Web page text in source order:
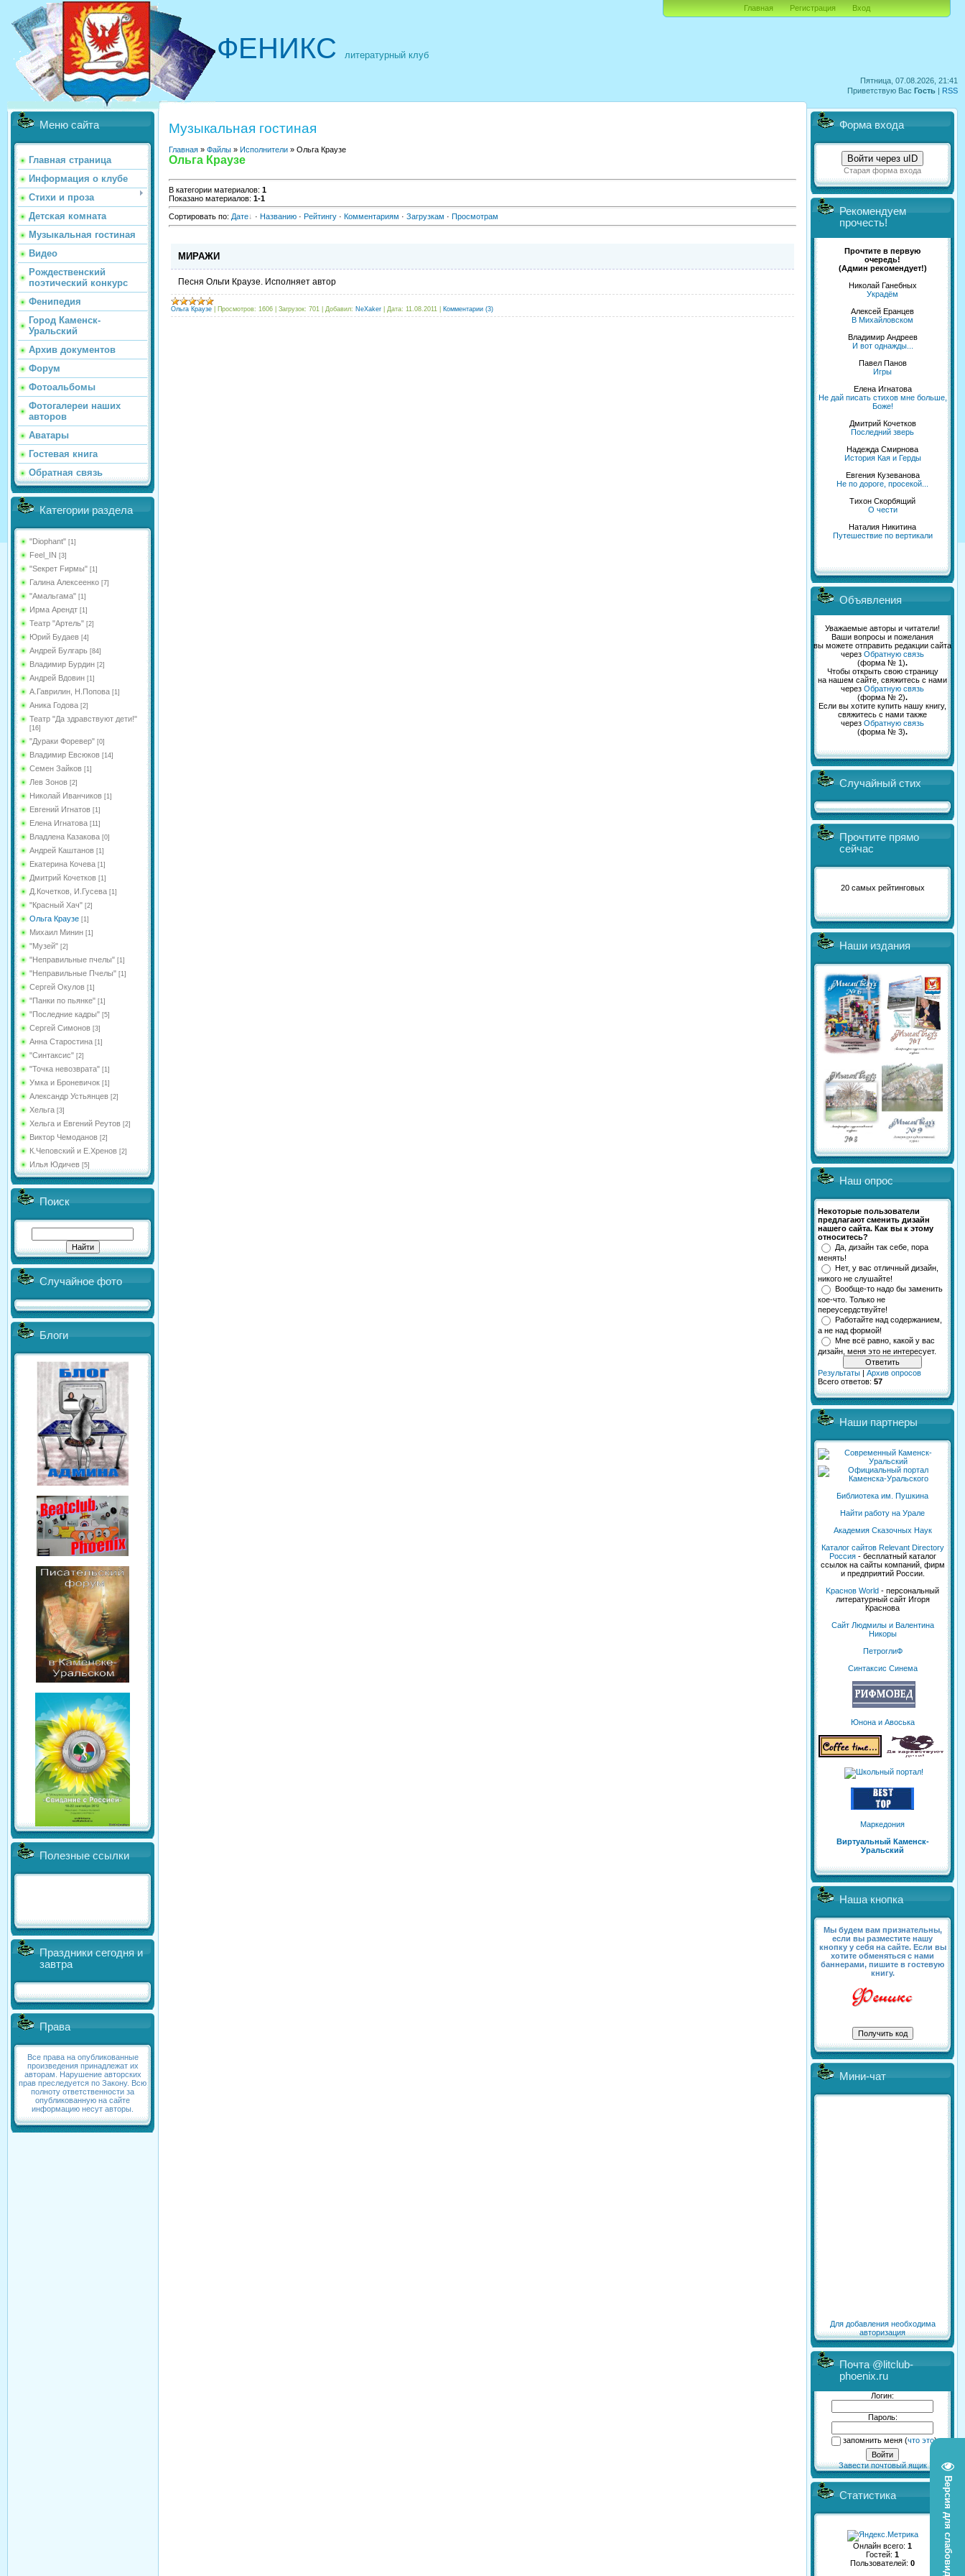
Версия для слабовидящих
Пятница, 07.08.2026, 21:41
Приветствую Вас Гость | RSS
ФЕНИКС литературный клуб
Главная Регистрация Вход
Меню сайта
Главная страница
Информация о клубе
Стихи и проза
Детская комната
Музыкальная гостиная
Видео
Рождественский
поэтический конкурс
Фенипедия
Город Каменск-
Уральский
Архив документов
Форум
Фотоальбомы
Фотогалереи наших
авторов
Аватары
Гостевая книга
Обратная связь
Категории раздела
"Diophant" [1]
Feel_IN [3]
"Sекрет Fирмы" [1]
Галина Алексеенко [7]
"Амальгама" [1]
Ирма Арендт [1]
Театр "Артель" [2]
Юрий Будаев [4]
Андрей Булгарь [84]
Владимир Бурдин [2]
Андрей Вдовин [1]
А.Гаврилин, Н.Попова [1]
Аника Годова [2]
Театр "Да здравствуют дети!"
[16]
"Дураки Форевер" [0]
Владимир Евсюков [14]
Семен Зайков [1]
Лев Зонов [2]
Николай Иванчиков [1]
Евгений Игнатов [1]
Елена Игнатова [11]
Владлена Казакова [0]
Андрей Каштанов [1]
Екатерина Кочева [1]
Дмитрий Кочетков [1]
Д.Кочетков, И.Гусева [1]
"Красный Хач" [2]
Ольга Краузе [1]
Михаил Минин [1]
"Музей" [2]
"Неправильные пчелы" [1]
"Неправильные Пчелы" [1]
Сергей Окулов [1]
"Панки по пьянке" [1]
"Последние кадры" [5]
Сергей Симонов [3]
Анна Старостина [1]
"Синтаксис" [2]
"Точка невозврата" [1]
Умка и Броневичок [1]
Александр Устьянцев [2]
Хельга [3]
Хельга и Евгений Реутов [2]
Виктор Чемоданов [2]
К.Чеповский и Е.Хренов [2]
Илья Юдичев [5]
Поиск
Случайное фото
Блоги
Полезные ссылки
Праздники сегодня и
завтра
Права
Все права на опубликованные
произведения принадлежат их
авторам. Нарушение авторских
прав преследуется по Закону. Всю
полноту ответственности за
опубликованную на сайте
информацию несут авторы.
Музыкальная гостиная
Главная » Файлы » Исполнители » Ольга Краузе
Ольга Краузе
В категории материалов: 1
Показано материалов: 1-1
Сортировать по: Дате · Названию · Рейтингу · Комментариям · Загрузкам · Просмотрам
МИРАЖИ
Песня Ольги Краузе. Исполняет автор
Ольга Краузе Просмотров: 1606 Загрузок: 701 Добавил: NeXaker Дата: 11.08.2011 Комментарии (3)
Форма входа
Войти через uID
Старая форма входа
Рекомендуем
прочесть!
Прочтите в первую
очередь!
(Админ рекомендует!)
Николай Ганебных
Украдём
Алексей Еранцев
В Михайловском
Владимир Андреев
И вот однажды...
Павел Панов
Игры
Елена Игнатова
Не дай писать стихов мне больше,
Боже!
Дмитрий Кочетков
Последний зверь
Надежда Смирнова
История Кая и Герды
Евгения Кузеванова
Не по дороге, просекой...
Тихон Скорбящий
О чести
Наталия Никитина
Путешествие по вертикали
Объявления
Уважаемые авторы и читатели!
Ваши вопросы и пожелания
вы можете отправить редакции сайта
через Обратную связь
(форма № 1).
Чтобы открыть свою страницу
на нашем сайте, свяжитесь с нами
через Обратную связь
(форма № 2).
Если вы хотите купить нашу книгу,
свяжитесь с нами также
через Обратную связь
(форма № 3).
Случайный стих
Прочтите прямо
сейчас
20 самых рейтинговых
Наши издания
Наш опрос
Некоторые пользователи
предлагают сменить дизайн
нашего сайта. Как вы к этому
относитесь?
Да, дизайн так себе, пора
менять!
Нет, у вас отличный дизайн,
никого не слушайте!
Вообще-то надо бы заменить
кое-что. Только не
переусердствуйте!
Работайте над содержанием,
а не над формой!
Мне всё равно, какой у вас
дизайн, меня это не интересует.
Результаты | Архив опросов
Всего ответов: 57
Наши партнеры
Библиотека им. Пушкина
Найти работу на Урале
Академия Сказочных Наук
Каталог сайтов Relevant Directory
Россия- бесплатный каталог
ссылок на сайты компаний, фирм
и предприятий России.
Kраснов World - персональный
литературный сайт Игоря
Краснова
Сайт Людмилы и Валентина
Никоры
ПетроглиФ
Синтаксис Синема
Юнона и Авоська
Маркедония
Виртуальный Каменск-
Уральский
Наша кнопка
Мы будем вам признательны,
если вы разместите нашу
кнопку у себя на сайте. Если вы
хотите обменяться с нами
баннерами, пишите в гостевую
книгу.
Мини-чат
Для добавления необходима
авторизация
Почта @litclub-
phoenix.ru
Логин:
Пароль:
запомнить меня(что это)
Завести почтовый ящик
Статистика
Онлайн всего: 1
Гостей: 1
Пользователей: 0